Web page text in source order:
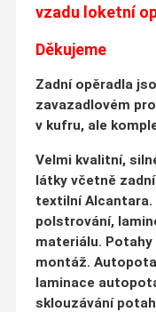
vzadu loketní
Děkujeme
Zadní opěradla
zavazadlovém
v kufru, ale
Velmi kvalitní,
látky včetně
textilní Alcantara.
polstrování,
materiálu. Potahy
montáž.
laminace
sklouzávání